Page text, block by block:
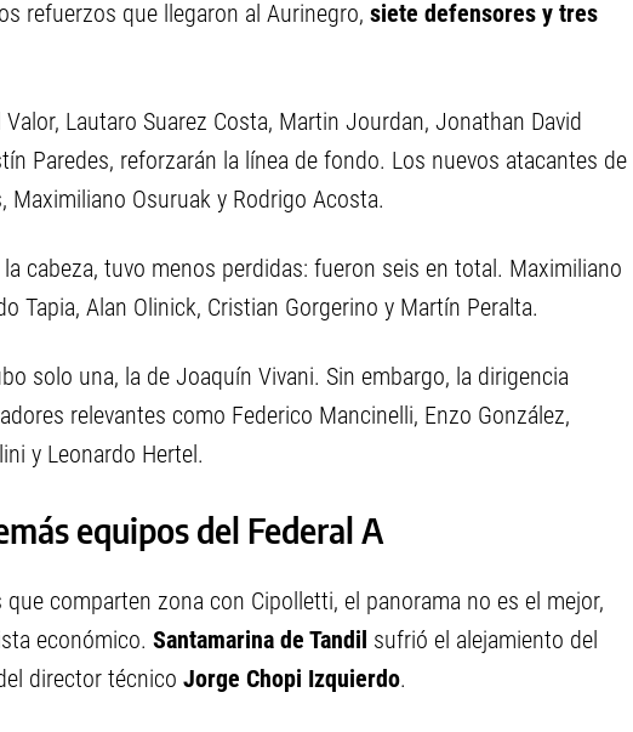
refuerzos que llegaron al Aurinegro, siete defensores y tres
Lautaro Suarez Costa, Martin Jourdan, Jonathan David
Paredes, reforzarán la línea de fondo. Los nuevos atacantes de
Maximiliano Osuruak y Rodrigo Acosta.
la cabeza, tuvo menos perdidas: fueron seis en total. Maximiliano
Tapia, Alan Olinick, Cristian Gorgerino y Martín Peralta.
solo una, la de Joaquín Vivani. Sin embargo, la dirigencia
relevantes como Federico Mancinelli, Enzo González,
y Leonardo Hertel.
equipos del Federal A
comparten zona con Cipolletti, el panorama no es el mejor,
económico. Santamarina de Tandil sufrió el alejamiento del
director técnico Jorge Chopi Izquierdo.